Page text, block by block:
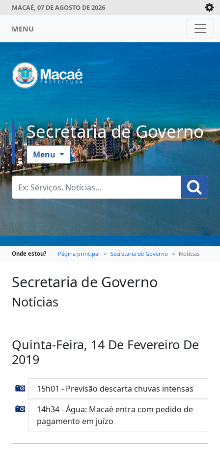
MACAÉ, 07 DE AGOSTO DE 2026
MENU
Secretaria de Governo
Menu
Onde estou? Página principal Secretaria de Governo Notícias
Secretaria de Governo
Notícias
Quinta-Feira, 14 De Fevereiro De
2019
15h01 - Previsão descarta chuvas intensas
14h34 - Água: Macaé entra com pedido de
pagamento em juízo